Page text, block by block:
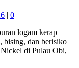
| 0
logam kerap
bising, dan berisiko
di Pulau Obi,